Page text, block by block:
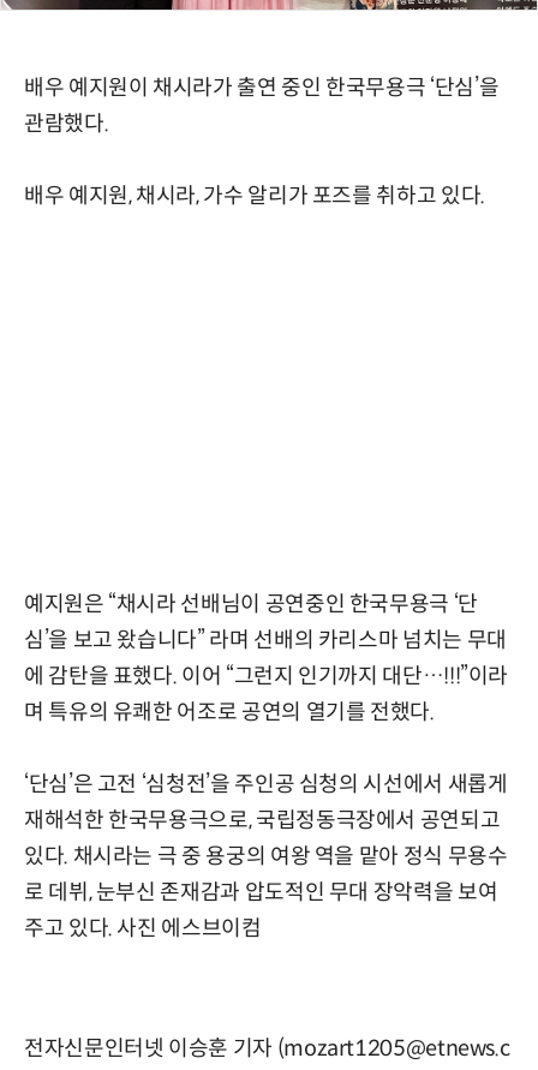
배우 예지원이 채시라가 출연 중인 한국무용극 ‘단심’을
관람했다.
배우 예지원, 채시라, 가수 알리가 포즈를 취하고 있다.
예지원은 “채시라 선배님이 공연중인 한국무용극 ‘단
심’을 보고 왔습니다” 라며 선배의 카리스마 넘치는 무대
에 감탄을 표했다. 이어 “그런지 인기까지 대단…!!!”이라
며 특유의 유쾌한 어조로 공연의 열기를 전했다.
‘단심’은 고전 ‘심청전’을 주인공 심청의 시선에서 새롭게
재해석한 한국무용극으로, 국립정동극장에서 공연되고
있다. 채시라는 극 중 용궁의 여왕 역을 맡아 정식 무용수
로 데뷔, 눈부신 존재감과 압도적인 무대 장악력을 보여
주고 있다. 사진 에스브이컴
전자신문인터넷 이승훈 기자 (mozart1205@etnews.c